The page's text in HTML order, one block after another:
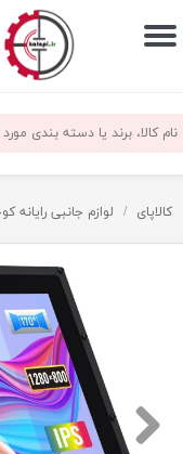
حساب کاربری من
سفارشات
کالاپای لوازم جانبی رایانه